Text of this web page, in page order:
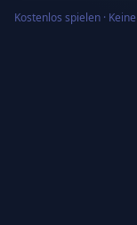
Kostenlos spielen ·